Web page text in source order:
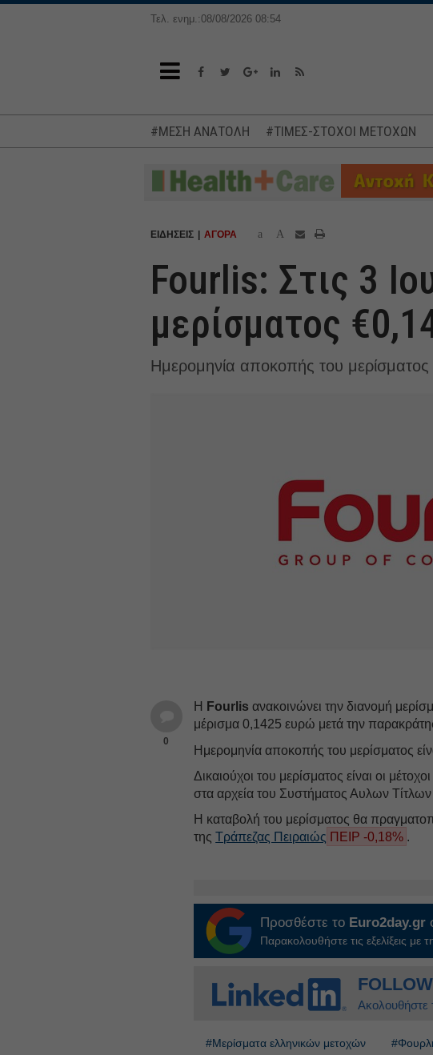
Τελ. ενημ.:08/08/2026 08:54
#ΜΕΣΗ ΑΝΑΤΟΛΗ #ΤΙΜΕΣ-ΣΤΟΧΟΙ ΜΕΤΟΧΩΝ
ΕΙΔΗΣΕΙΣ ΑΓΟΡΑ a A
Fourlis: Στις 3
μερίσματος
Ημερομηνία αποκοπής του μερίσματος
0
H Fourlis ανακοινώνει την διανομή
μέρισμα 0,1425 ευρώ μετά την
Ημερομηνία αποκοπής του μερίσματος
Δικαιούχοι του μερίσματος είναι οι
στα αρχεία του Συστήματος Αυλων Τίτλων
Η καταβολή του μερίσματος θα
τηςΤράπεζας Πειραιώς ΠΕΙΡ -0,18% .
Προσθέστε το Euro2day.gr
Παρακολουθήστε τις εξελίξεις
Ακολουθήστε
#Μερίσματα ελληνικών μετοχών